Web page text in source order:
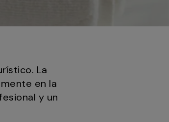
La
en la
y un